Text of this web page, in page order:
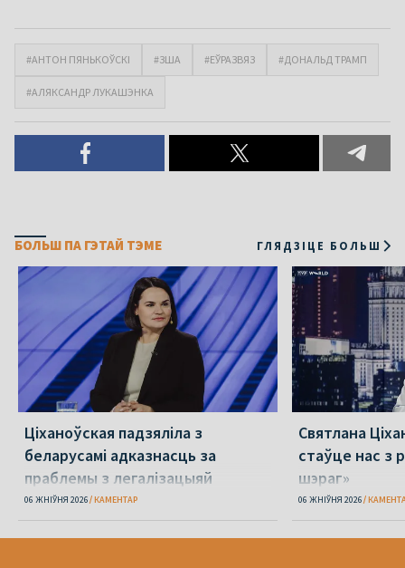
#АНТОН ПЯНЬКОЎСКІ #ЗША #ЕЎРАЗВЯЗ #ДОНАЛЬД ТРАМП
#АЛЯКСАНДР ЛУКАШЭНКА
БОЛЬШ ПА ГЭТАЙ ТЭМЕ ГЛЯДЗІЦЕ БОЛЬШ
Ціханоўская падзяліла з
беларусамі адказнасць за
праблемы з легалізацыяй
06 ЖНІЎНЯ 2026 КАМЕНТАР
Святлана
стаўце нас з
шэраг»
06 ЖНІЎНЯ 2026